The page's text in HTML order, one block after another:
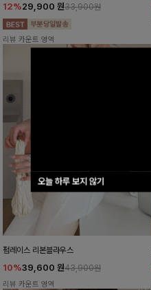
오늘 하루 보지 않기
12%29,900 원33,900원
리뷰 카운트 영역
펌레이스 리본블라우스
10%39,600 원43,900원
리뷰 카운트 영역